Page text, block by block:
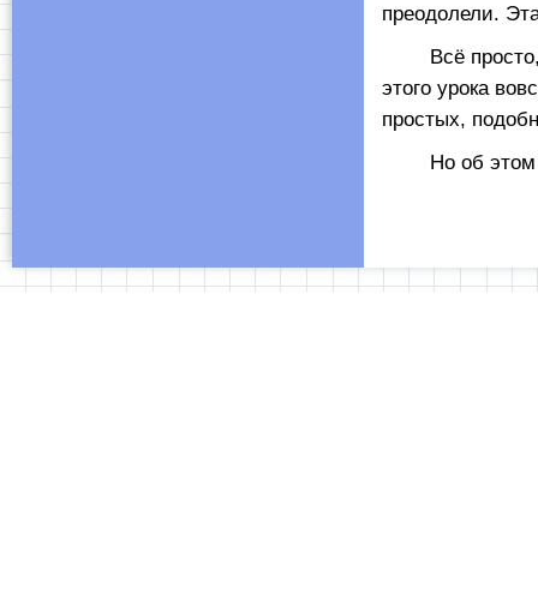
преодолели.
Всё просто,
этого урока
простых,
Но об этом